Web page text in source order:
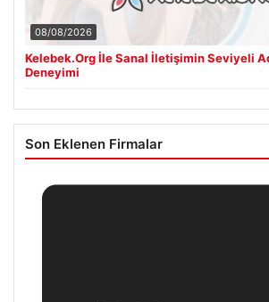
08/08/2026
Kelebek.Org İle Sanal İletişimin Seviyeli
Deneyimi
Son Eklenen Firmalar